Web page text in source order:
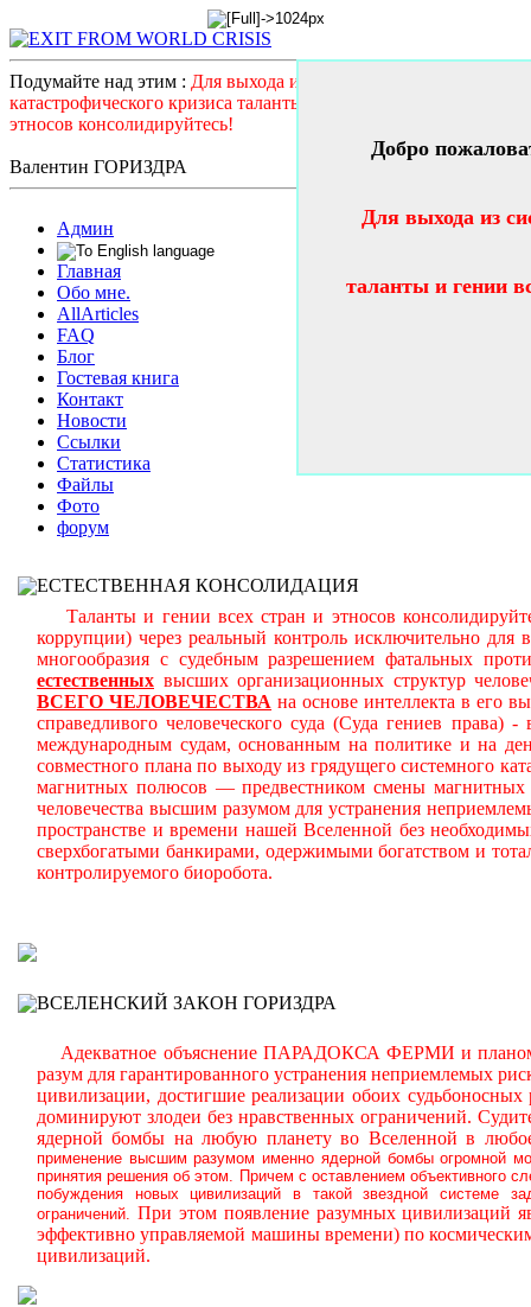
Подумайте над этим : Для выхода из системного
катастрофического кризиса таланты и гении всех стран и
этносов консолидируйтесь!
Валентин ГОРИЗДРА
Админ
Главная
Обо мне.
AllArticles
FAQ
Блог
Гостевая книга
Контакт
Новости
Ссылки
Статистика
Файлы
Фото
форум
ЕСТЕСТВЕННАЯ КОНСОЛИДАЦИЯ
Таланты и гении всех стран и этносов
коррупции) через реальный контроль исключительно
многообразия с судебным разрешением фатальных
естественных высших организационных структур
ВСЕГО ЧЕЛОВЕЧЕСТВА на основе интеллекта в его
справедливого человеческого суда (Суда гениев
международным судам, основанным на политике и на
совместного плана по выходу из грядущего системного
магнитных полюсов — предвестником смены магнитных
человечества высшим разумом для устранения
пространстве и времени нашей Вселенной без
сверхбогатыми банкирами, одержимыми богатством и
контролируемого биоробота.
ВСЕЛЕНСКИЙ ЗАКОН ГОРИЗДРА
Адекватное объяснение ПАРАДОКСА ФЕРМИ и
разум для гарантированного устранения неприемлемых
цивилизации, достигшие реализации обоих
доминируют злодеи без нравственных ограничений.
ядерной бомбы на любую планету во Вселенной в
применение высшим разумом именно ядерной бомбы огромной
принятия решения об этом. Причем с оставлением объективного
побуждения новых цивилизаций в такой звездной системе
ограничений. При этом появление разумных цивилизаций
эффективно управляемой машины времени) по
цивилизаций.
Добро
Для выхода из
таланты и гении